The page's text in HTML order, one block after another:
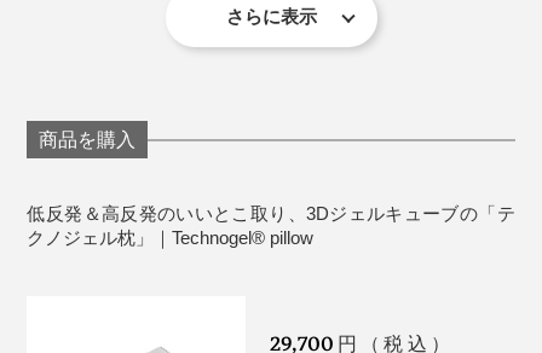
ちなみに、この担当者は、身長169cm体重57kg男性で、
使用サイズは9cm。
※ジェルを保護するため、ジェルの感触を損なわないような薄い側地でジェルを覆
っております。画像のようにジェルが剥き出しの状態ではありません。
さらに表示
商品を購入
低反発＆高反発のいいとこ取り、3Dジェルキューブの「テ
クノジェル枕」｜Technogel® pillow
29,700 円（税込）